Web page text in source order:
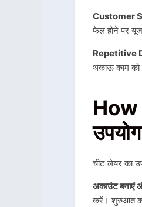
Customer
फेल होने पर
Repetitive
थकाऊ काम को
How
चीट लेयर का
अकाउंट बनाएं
करें। शुरुआत